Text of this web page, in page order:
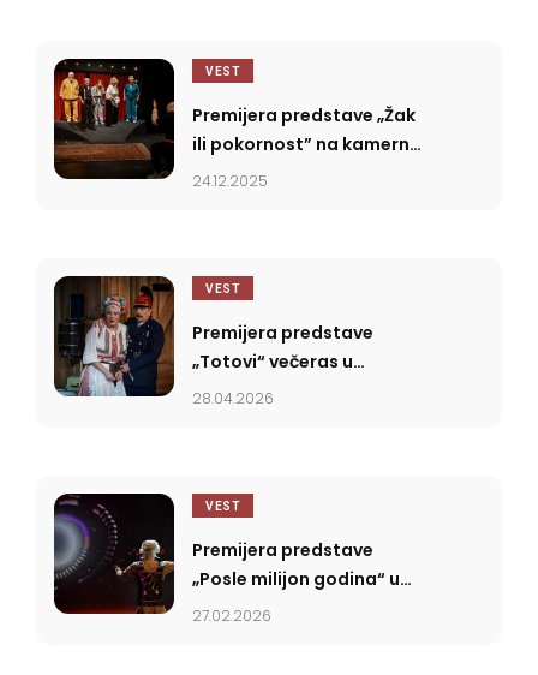
VEST
Premijera predstave „Žak
ili pokornost” na kamernoj
sceni SNP-a
24.12.2025
VEST
Premijera predstave
„Totovi“ večeras u
Srpskom narodnom
28.04.2026
VEST
Premijera predstave
„Posle milijon godina“ u
SNP-u
27.02.2026